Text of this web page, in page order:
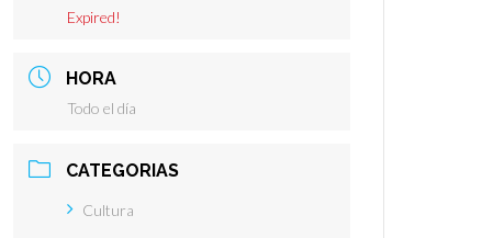
Expired!
HORA
Todo el día
CATEGORIAS
Cultura